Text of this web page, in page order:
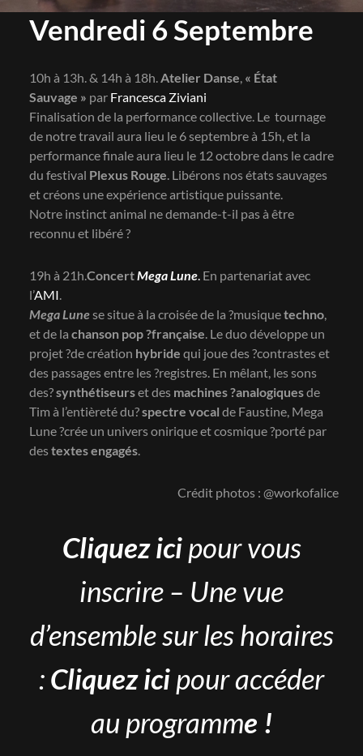
Vendredi 6 Septembre
10h à 13h. & 14h à 18h. Atelier Danse « État
Sauvage » par Francesca Ziviani
Finalisation de la performance collective. Le tournage
de notre travail aura lieu le 6 septembre à 15h, et la
performance finale aura lieu le 12 octobre dans le cadre
du festival Plexus Rouge . Libérons nos états sauvages
et créons une expérience artistique puissante.
Notre instinct animal ne demande-t-il pas à être
reconnu et libéré ?
19h à 21h. ConcertMega Lune. En partenariat avec
l’AMI
Mega Lunese situe à la croisée de la ?musiquetechno,
et de la chanson pop ?française . Le duo développe un
projet ?de création hybride qui joue des ?contrastes et
des passages entre les ?registres. En mêlant, les sons
des?synthétiseurset des machines ?analogiquesde
Tim à l’entièreté du?spectre vocal de Faustine, Mega
Lune ?crée un univers onirique et cosmique ?porté par
destextes engagés.
Crédit photos : @workofalice
Cliquez icipour vous
inscrire – Une vue
d’ensemble sur les horaires
:Cliquez icipour accéder
au programme !